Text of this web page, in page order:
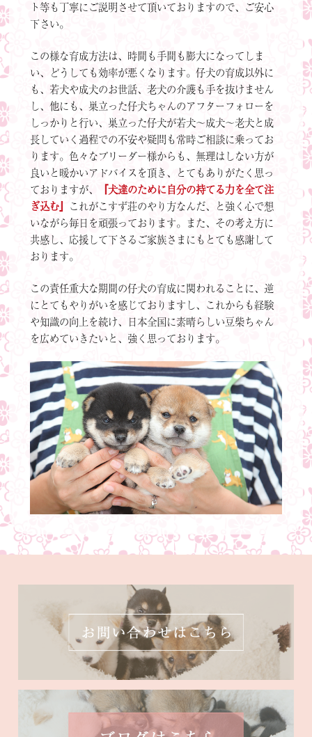
ト等も丁寧にご説明させて頂いておりますので、ご安心
下さい。
この様な育成方法は、時間も手間も膨大になってしま
い、どうしても効率が悪くなります。仔犬の育成以外に
も、若犬や成犬のお世話、老犬の介護も手を抜けません
し、他にも、巣立った仔犬ちゃんのアフターフォローを
しっかりと行い、巣立った仔犬が若犬～成犬～老犬と成
長していく過程での不安や疑問も常時ご相談に乗ってお
ります。色々なブリーダー様からも、無理はしない方が
良いと暖かいアドバイスを頂き、とてもありがたく思っ
ておりますが、
『犬達のために自分の持てる力を全て注
ぎ込む』 これがこすず荘のやり方なんだ、と強く心で想
いながら毎日を頑張っております。また、その考え方に
共感し、応援して下さるご家族さまにもとても感謝して
おります。
この責任重大な期間の仔犬の育成に関われることに、逆
にとてもやりがいを感じておりますし、これからも経験
や知識の向上を続け、日本全国に素晴らしい豆柴ちゃん
を広めていきたいと、強く思っております。